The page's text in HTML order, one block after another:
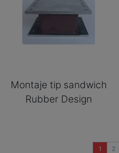
Montaje tip sandwich
Rubber Design
1 2